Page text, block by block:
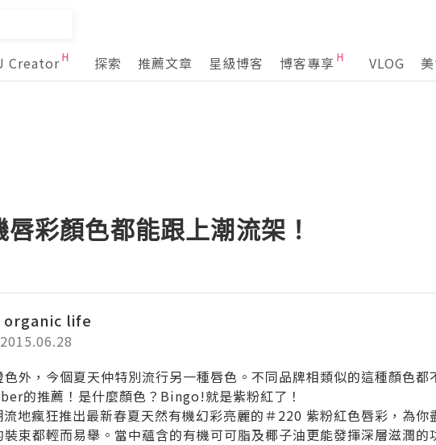
Creator 探索 推薦文章 星級博客 博客專享 VLOG
彩顏色都能跟上潮流架！
organic life
外，今個夏天仲特別流行另一種唇色。不同品牌相類似的這種顏色都
的推薦！是什麼顏色？Bingo!就是紫粉紅了！
地瘋狂推出最新春夏天然有機幻彩亮麗的＃220 紫粉紅色唇彩，為你
束都輕而易舉。當中蘊含的有機可可脂及椰子油更能發揮深層滋潤的